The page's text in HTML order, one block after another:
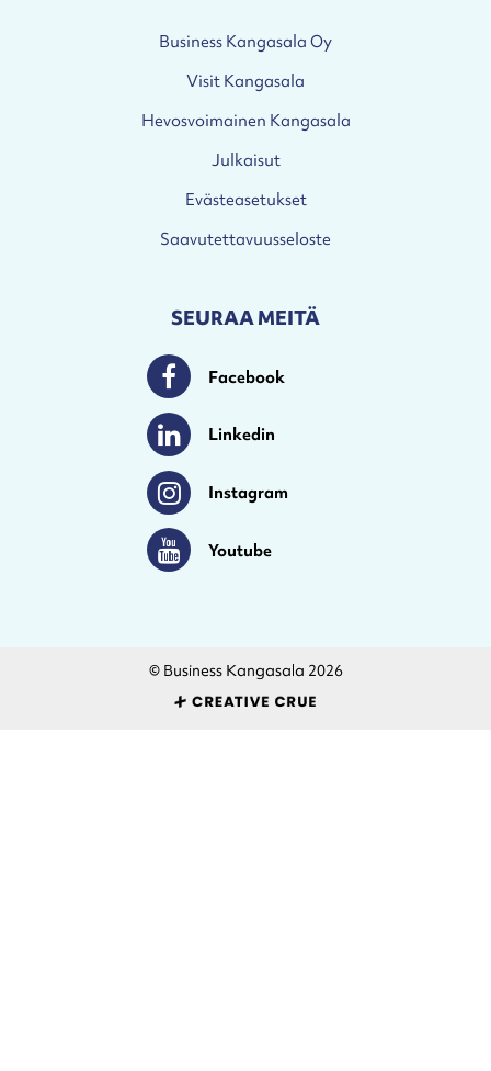
Business Kangasala Oy
Visit Kangasala
Hevosvoimainen Kangasala
Julkaisut
Evästeasetukset
Saavutettavuusseloste
SEURAA MEITÄ
FacebookFacebook
LinkedinLinkedin
InstagramInstagram
Youtube Youtube
© Business Kangasala 2026